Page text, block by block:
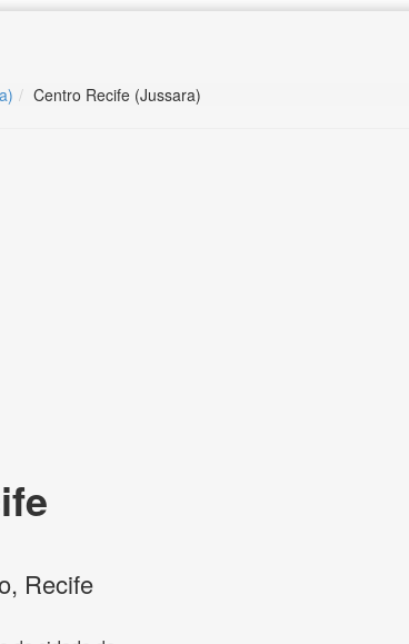
Centro Recife (Jussara)
Recife